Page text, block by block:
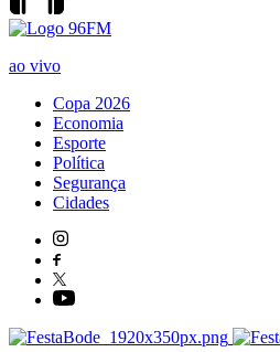
ao vivo
Copa 2026
Economia
Esporte
Política
Segurança
Cidades